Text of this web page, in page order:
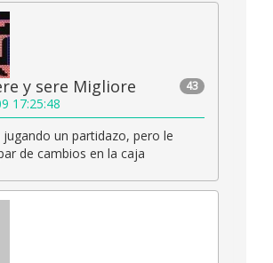
43
y sere Migliore
17:25:48
jugando un partidazo, pero le
de cambios en la caja